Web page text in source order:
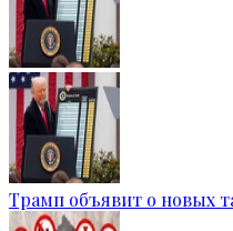
Трамп объявит о новых